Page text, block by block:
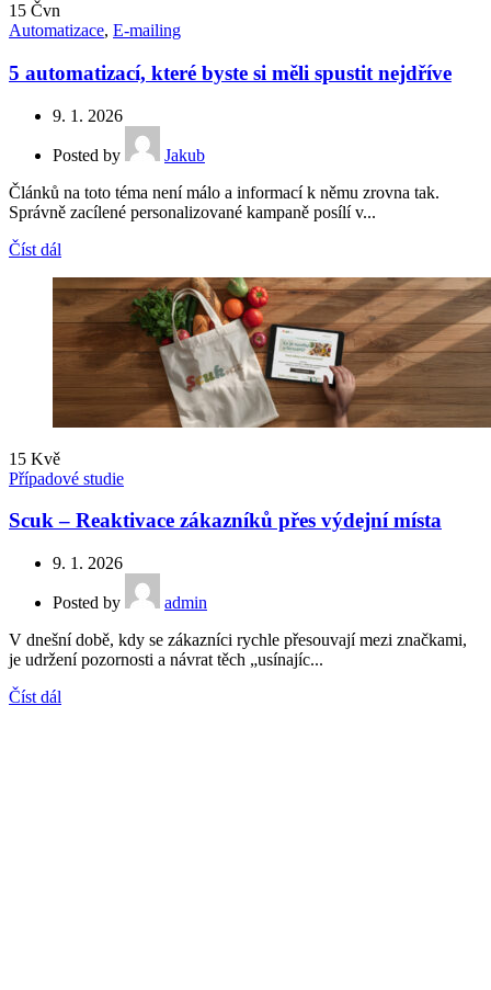
15 Čvn
Automatizace, E-mailing
5 automatizací, které byste si měli spustit nejdříve
9. 1. 2026
Posted by
Jakub
Článků na toto téma není málo a informací k němu zrovna tak.
Správně zacílené personalizované kampaně posílí v...
Číst dál
15 Kvě
Případové studie
Scuk – Reaktivace zákazníků přes výdejní místa
9. 1. 2026
Posted by
admin
V dnešní době, kdy se zákazníci rychle přesouvají mezi značkami,
je udržení pozornosti a návrat těch „usínajíc...
Číst dál